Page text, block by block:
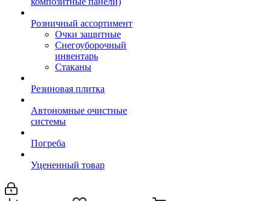
Розничный ассортимент
Очки защитные
Снегоуборочный
инвентарь
Стаканы
Резиновая плитка
Автономные очистные
системы
Погреба
Уцененный товар